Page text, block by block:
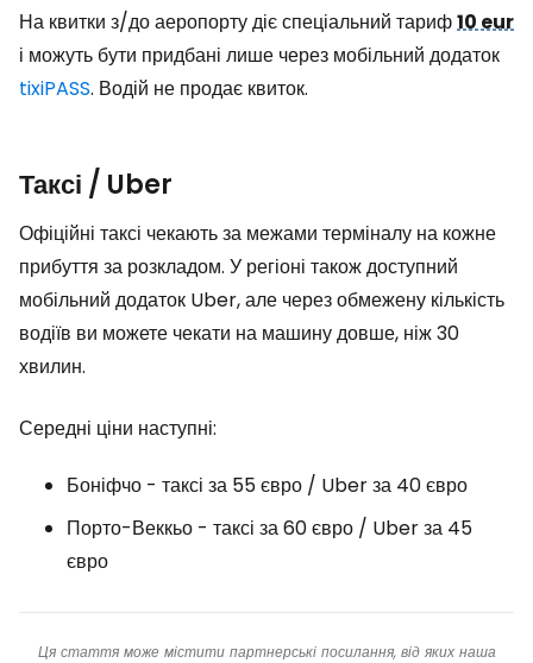
На квитки з/до аеропорту діє спеціальний тариф10 eur
і можуть бути придбані лише через мобільний додаток
tixiPASS. Водій не продає квиток.
Таксі / Uber
Офіційні таксі чекають за межами терміналу на кожне
прибуття за розкладом. У регіоні також доступний
мобільний додаток Uber, але через обмежену кількість
водіїв ви можете чекати на машину довше, ніж 30
хвилин.
Середні ціни наступні:
Боніфчо - таксі за 55 євро / Uber за 40 євро
Порто-Веккьо - таксі за 60 євро / Uber за 45
євро
Ця стаття може містити партнерські посилання, від яких наша